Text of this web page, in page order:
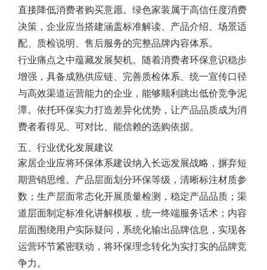
直接降低消费者购买意愿。绿色家装属于高信任度消费
决策，企业应当搭建涵盖标准解读、产品介绍、场景适
配、质检说明、售后服务的完整品牌内容体系。
行业痛点之中蕴藏发展契机。随着消费者环保意识稳步
增强，具备成熟供应链、完善质检体系、统一宣传口径
与高效渠道运营能力的企业，能够顺利跳出低价竞争泥
潭。依托环保实力打造差异化优势，让产品品质成为消
费者看得见、可对比、能信赖的选购依据。
五、行业优化发展建议
家居企业应将环保体系建设纳入长远发展战略，摒弃短
期营销思维。产品层面划分环保等级，清晰标注材质参
数；生产层面常态化开展质量检测，稳定产品品质；渠
道层面制定标准化讲解模板，统一终端服务话术；内容
层面围绕用户实际疑问，系统化输出品牌信息，实现各
运营环节紧密联动，将环保理念转化为实打实的品牌竞
争力。